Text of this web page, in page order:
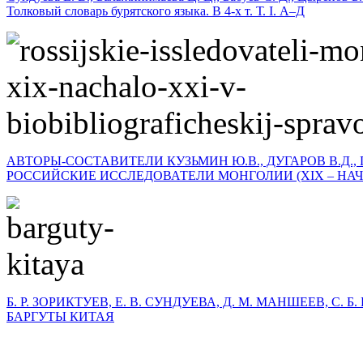
Толковый словарь бурятского языка. В 4-х т. Т. I. А–Д
АВТОРЫ-СОСТАВИТЕЛИ КУЗЬМИН Ю.В., ДУГАРОВ
РОССИЙСКИЕ ИССЛЕДОВАТЕЛИ МОНГОЛИИ (XIX –
Б. Р. ЗОРИКТУЕВ, Е. В. СУНДУЕВА, Д. М. МАНШЕЕВ, С.
БАРГУТЫ КИТАЯ